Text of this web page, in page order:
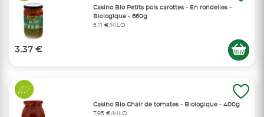
Casino Bio Petits pois carottes - En rondelles -
Biologique - 660g
5,11 €/KILO
3.37 €
Casino Bio Chair de tomates - Biologique - 400g
7,95 €/KILO